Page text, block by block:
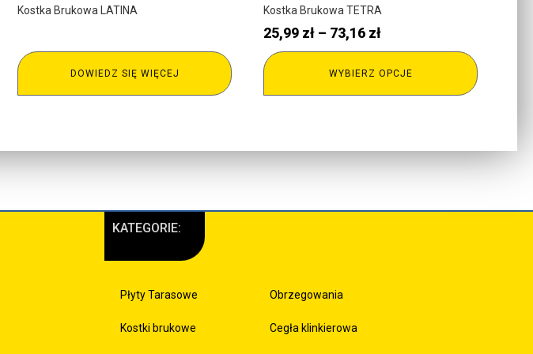
Kostka Brukowa LATINA
DOWIEDZ SIĘ WIĘCEJ
Kostka Brukowa TETRA
25,99 zł – 73,16 złZakres
cen:
od
25,99 zł
WYBIERZ OPCJE
KATEGORIE:
Płyty Tarasowe
Kostki brukowe
Obrzegowania
Cegła klinkierowa